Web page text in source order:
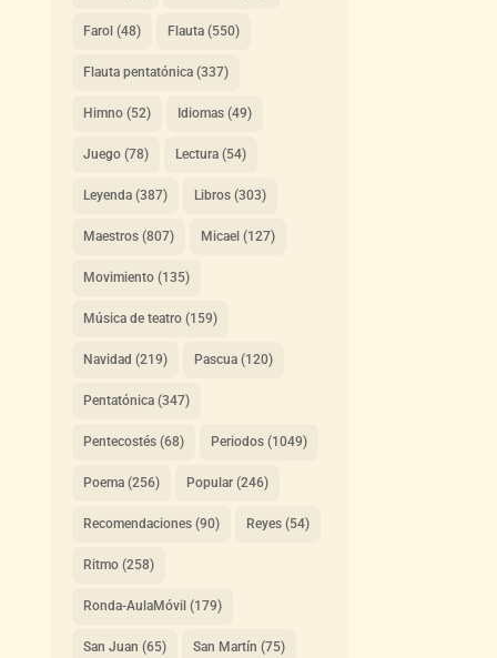
Farol (48) Flauta(550)
Flauta pentatónica(337)
Himno(52) Idiomas(49)
Juego(78) Lectura(54)
Leyenda(387) Libros(303)
Maestros(807) Micael (127)
Movimiento(135)
Música de teatro(159)
Navidad (219) Pascua(120)
Pentatónica(347)
Pentecostés(68) Periodos(1049)
Poema(256) Popular(246)
Recomendaciones(90) Reyes(54)
Ritmo(258)
Ronda-AulaMóvil (179)
San Juan (65) San Martín (75)